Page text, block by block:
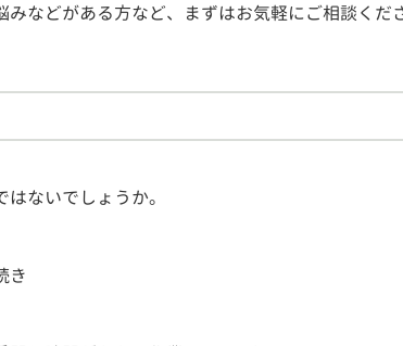
などがある方など、まずはお気軽にご相談くだ
ないでしょうか。
き